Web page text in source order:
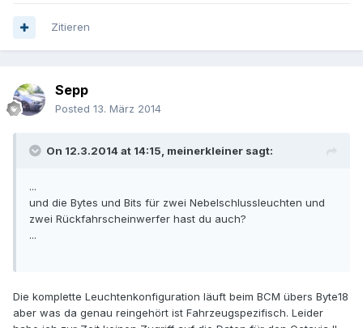
Zitieren
Sepp
Posted 13. März 2014
On 12.3.2014 at 14:15, meinerkleiner sagt:
...
und die Bytes und Bits für zwei Nebelschlussleuchten und
zwei Rückfahrscheinwerfer hast du auch?
...
Die komplette Leuchtenkonfiguration läuft beim BCM übers Byte18
aber was da genau reingehört ist Fahrzeugspezifisch. Leider